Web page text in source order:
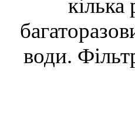
води.